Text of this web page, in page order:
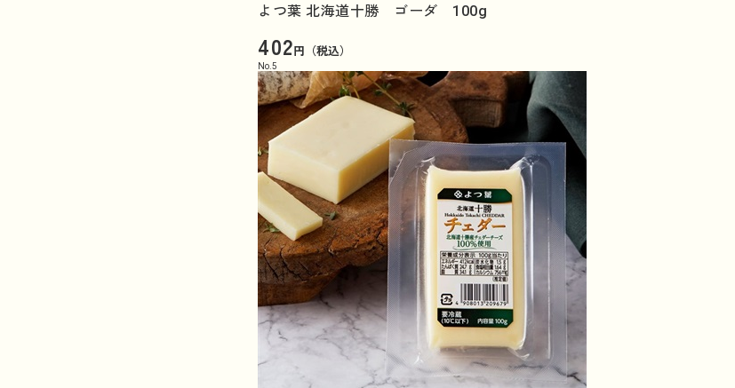
よつ葉 北海道十勝 ゴーダ 100g
402円（税込）
No.5